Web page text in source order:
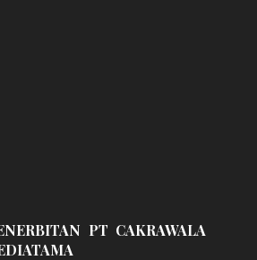
PT CAKRAWALA